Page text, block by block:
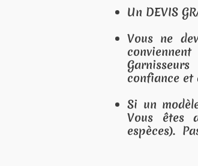
est établi pour la
pas vous sentir gênés. Si
pas, nous en restons là et
Réunis c'est avant tout une
depuis 4 générations !
vous plait tel que présenté,
servis immédiatement!
de délai de fabrication. Pas de